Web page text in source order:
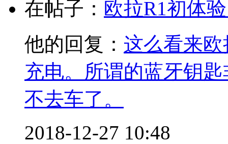
在帖子： 欧拉R1初体
他的回复： 这么看来
充电。所谓的蓝牙钥
不去车了。
2018-12-27 10:48